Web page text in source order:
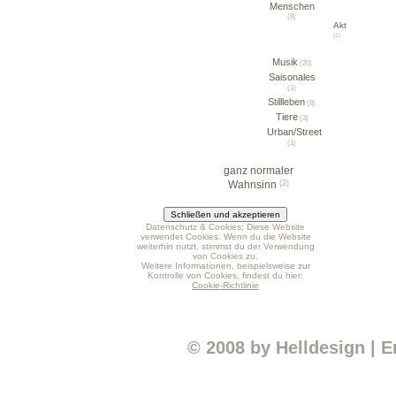
Menschen
(8)
Akt
(1)
Musik(20)
Saisonales
(1)
Stillleben (8)
Tiere(3)
Urban/Street
(1)
ganz normaler
Wahnsinn (2)
Datenschutz & Cookies: Diese Website
verwendet Cookies. Wenn du die Website
weiterhin nutzt, stimmst du der Verwendung
von Cookies zu.
Weitere Informationen, beispielsweise zur
Kontrolle von Cookies, findest du hier:
Cookie-Richtlinie
© 2008 by Helldesign